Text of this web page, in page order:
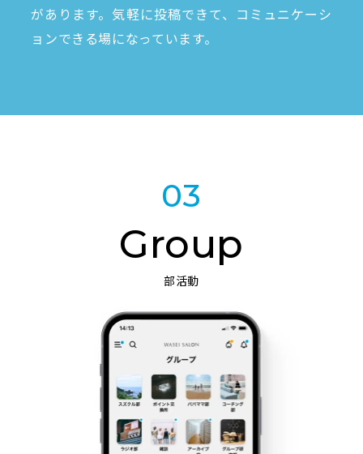
があります。気軽に投稿できて、コミュニケーシ
ョンできる場になっています。
03
Group
部活動